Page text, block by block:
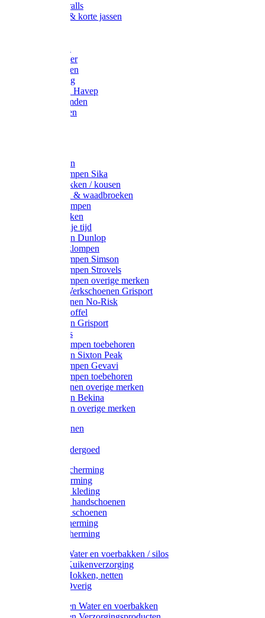
Kinderoveralls
Stofjassen & korte jassen
Bodywarmer
Werkbroeken
Zaagkleding
Werkjassen Havep
Thermohemden
Overhemden
Werksokken
Schoenklompen Sika
Thermo sokken / kousen
Lieslaarzen & waadbroeken
Houten klompen
Wandelsokken
Laarzen vrije tijd
Werklaarzen Dunlop
Kunststof klompen
Schoenklompen Simson
Schoenklompen Strovels
Schoenklompen overige merken
Wandel-/ Werkschoenen Grisport
Werkschoenen No-Risk
Klomppantoffel
Werklaarzen Grisport
Accessoires
Houten klompen toebehoren
Werklaarzen Sixton Peak
Schoenklompen Gevavi
Schoenklompen toebehoren
Werkschoenen overige merken
Werklaarzen Bekina
Werklaarzen overige merken
Handschoenen
Thermo ondergoed
Gehoorbescherming
Oogbescherming
Disposable kleding
Disposable handschoenen
Disposable schoenen
Mondbescherming
Hoofdbescherming
Pluimvee Water en voerbakken / silos
Pluimvee Kuikenverzorging
Pluimvee Hokken, netten
Pluimvee Overig
Knaagdieren Water en voerbakken